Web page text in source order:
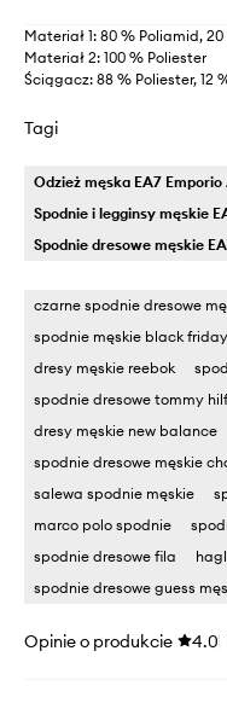
Materiał 1: 80 % Poliamid,
Materiał 2: 100 % Poliester
Ściągacz: 88 % Poliester, 12
Tagi
Odzież męska EA7
Spodnie i legginsy męskie
Spodnie dresowe męskie
czarne spodnie dresowe
spodnie męskie black friday
dresy męskie reebok
spodnie dresowe tommy
dresy męskie new balance
spodnie dresowe męskie
salewa spodnie męskie
marco polo spodnie
spodnie dresowe fila
spodnie dresowe guess
Opinie o produkcie 4.0